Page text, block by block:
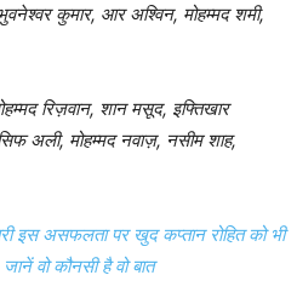
कुमार, आर अश्विन, मोहम्मद शमी,
रिज़वान, शान मसूद, इफ्तिखार
अली, मोहम्मद नवाज़, नसीम शाह,
इस असफलता पर खुद कप्तान रोहित को भी
वो कौनसी है वो बात